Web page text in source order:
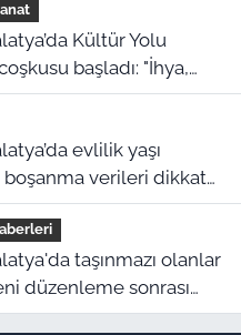
başladı: "İhya,
normalleşiyoruz"
verileri dikkat
düzenleme sonrası
hesaplamalarına